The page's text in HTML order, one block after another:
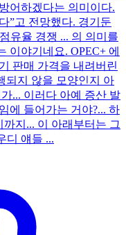
어하겠다는 의미이다.
”고 전망했다. 경기둔
유율 경쟁 ... 의 의미를
이야기네요. OPEC+ 에
판매 가격을 내려버린
되지 않을 모양인지 아
... 이러다 아예 증산 발
에 들어가는 거야?... 하
지... 이 아래부터는 그
디 얘들 ...